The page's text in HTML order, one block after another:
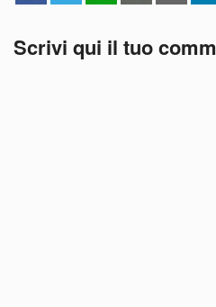
Scrivi qui il tuo